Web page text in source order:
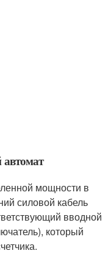
мощности в
силовой кабель
вводной
который